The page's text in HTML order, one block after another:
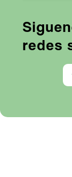
redes